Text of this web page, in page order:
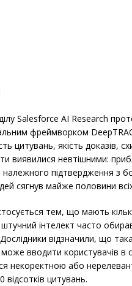
Salesforce AI Research
фреймворком
цитувань, якість доказів,
виявилися невтішними:
підтвердження з
сягнув майже половини
тем, що мають
інтелект часто
відзначили, що
вводити користувачів в
некоректною або
цитувань.